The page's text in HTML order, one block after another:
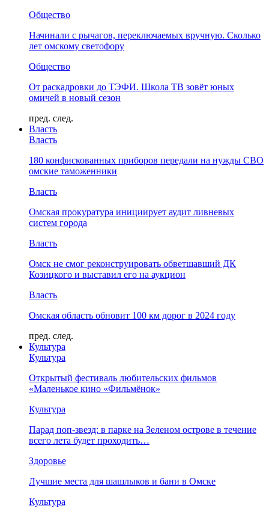
Общество
Начинали с рычагов, переключаемых вручную. Сколько
лет омскому светофору
Общество
От раскадровки до ТЭФИ. Школа ТВ зовёт юных
омичей в новый сезон
пред. след.
Власть
Власть
180 конфискованных приборов передали на нужды СВО
омские таможенники
Власть
Омская прокуратура инициирует аудит ливневых
систем города
Власть
Омск не смог реконструировать обветшавший ДК
Козицкого и выставил его на аукцион
Власть
Омская область обновит 100 км дорог в 2024 году
пред. след.
Культура
Культура
Открытый фестиваль любительских фильмов
«Маленькое кино «Фильмёнок»
Культура
Парад поп-звезд: в парке на Зеленом острове в течение
всего лета будет проходить…
Здоровье
Лучшие места для шашлыков и бани в Омске
Культура